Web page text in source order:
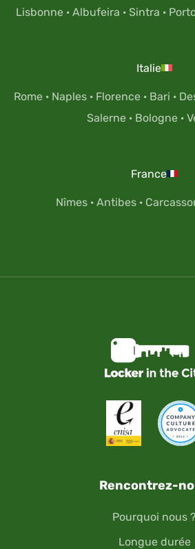
Lisbonne · Albufeira · Sintra ·
Italie
Rome · Naples · Florence · Bari ·
Salerne· Bologne·
France
Nîmes · Antibes ·
Rencontrez-
Pourquoi nous ?
Longue durée